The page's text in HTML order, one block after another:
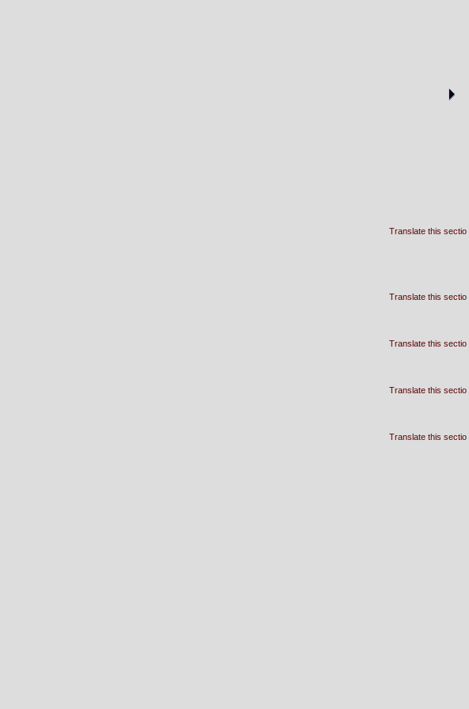
Translate this sectio
Translate this sectio
Translate this sectio
Translate this sectio
Translate this sectio